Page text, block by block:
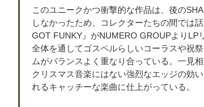
このユニークかつ衝撃的な作品は、後の
しなかったため、コレクターたちの間では
GOT FUNKY』がNUMERO GROUPよりLP
全体を通してゴスペルらしいコーラスや祝
ムがバランスよく重なり合っている。一見
クリスマス音楽にはない強烈なエッジの効
れるキャッチーな楽曲に仕上がっている。